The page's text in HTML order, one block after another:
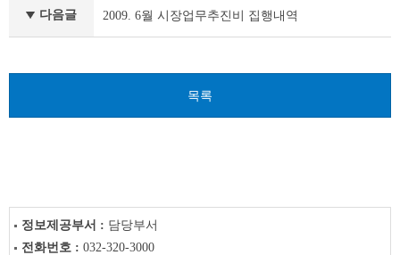
다
다음글 2009. 6월 시장업무추진비 집행내역
목록
정보제공부서 : 담당부서
전화번호 : 032-320-3000